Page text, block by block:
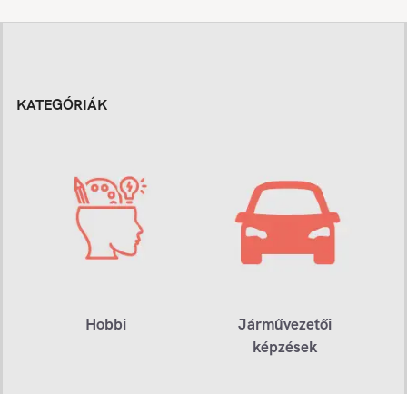
KATEGÓRIÁK
Hobbi
Járművezetői
képzések